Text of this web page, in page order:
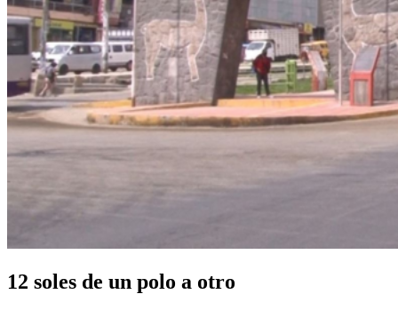
12 soles de un polo a otro